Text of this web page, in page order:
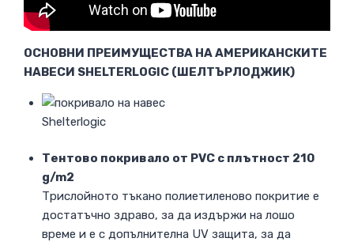
ОСНОВНИ ПРЕИМУЩЕСТВА НА АМЕРИКАНСКИТЕ
НАВЕСИ SHELTERLOGIC (ШЕЛТЪРЛОДЖИК)
Тентово покривало от PVC с плътност 210
g/m2
Трислойното тъкано полиетиленово покритие е
достатъчно здраво, за да издържи на лошо
време и е с допълнителна UV защита, за да